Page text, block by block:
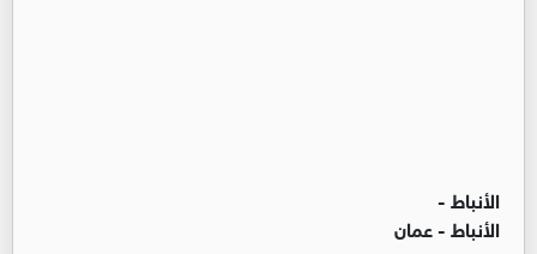
الأنباط -
الأنباط - عمان